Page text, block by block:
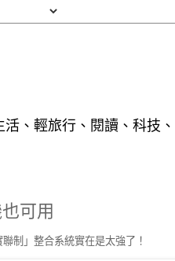
、輕旅行、閱讀、科技
可用
制」整合系統實在是太強了！